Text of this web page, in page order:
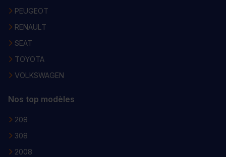
PEUGEOT
RENAULT
SEAT
TOYOTA
VOLKSWAGEN
Nos top modèles
208
308
2008